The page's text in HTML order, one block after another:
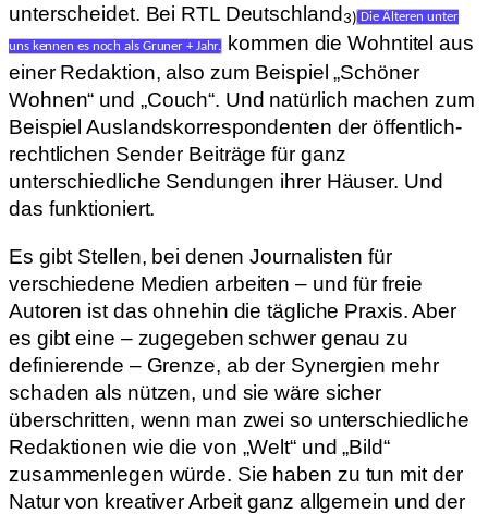
unterscheidet. Bei RTL Deutschland 3) Die Älteren unter
uns kennen es noch als Gruner + Jahr.
kommen die Wohntitel aus
einer Redaktion, also zum Beispiel „Schöner
Wohnen“ und „Couch“. Und natürlich machen zum
Beispiel Auslandskorrespondenten der öffentlich-
rechtlichen Sender Beiträge für ganz
unterschiedliche Sendungen ihrer Häuser. Und
das funktioniert.
Es gibt Stellen, bei denen Journalisten für
verschiedene Medien arbeiten – und für freie
Autoren ist das ohnehin die tägliche Praxis. Aber
es gibt eine – zugegeben schwer genau zu
definierende – Grenze, ab der Synergien mehr
schaden als nützen, und sie wäre sicher
überschritten, wenn man zwei so unterschiedliche
Redaktionen wie die von „Welt“ und „Bild“
zusammenlegen würde. Sie haben zu tun mit der
Natur von kreativer Arbeit ganz allgemein und der